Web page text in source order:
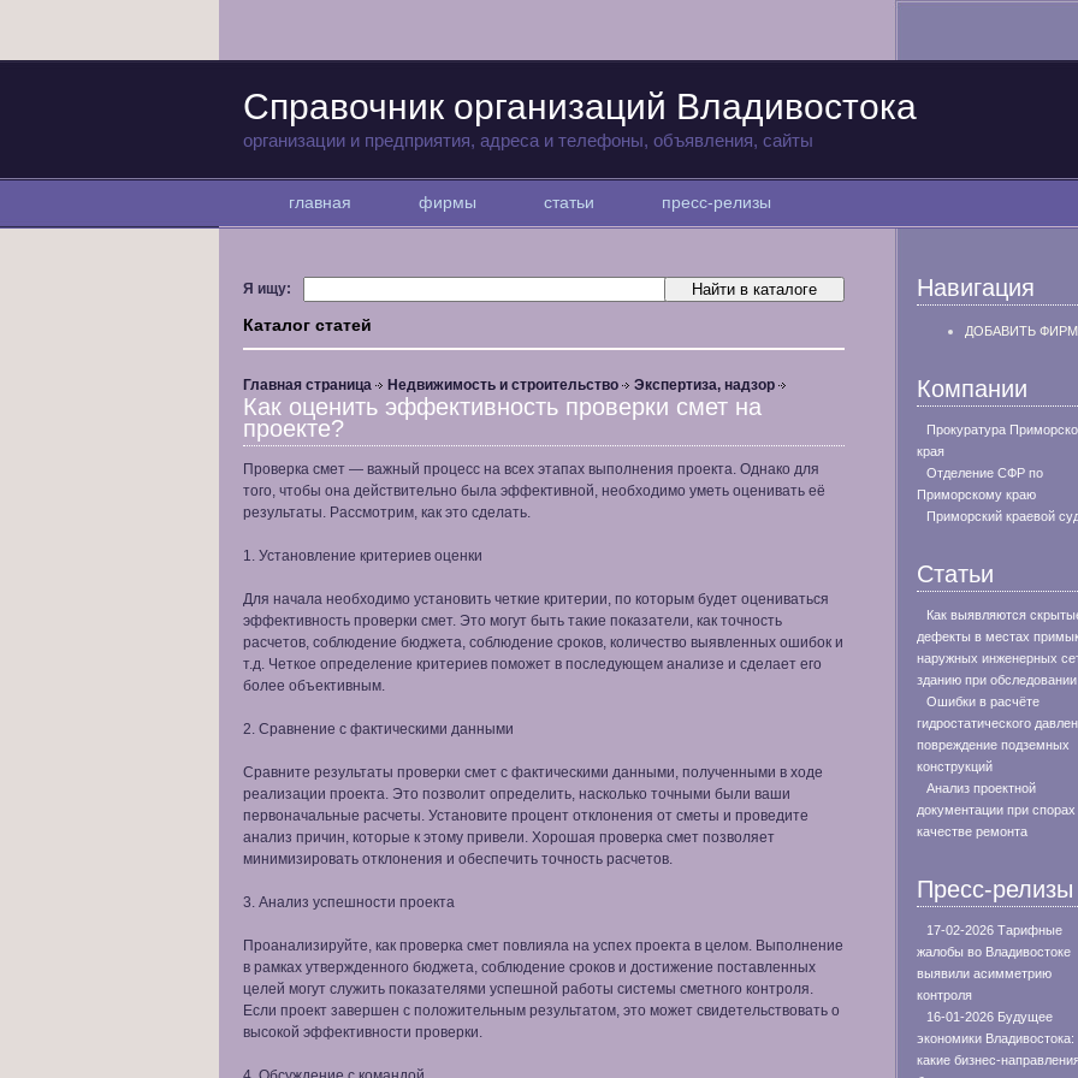
Справочник организаций Владивостока
организации и предприятия, адреса и телефоны, объявления, сайты
главная фирмы статьи пресс-релизы
Я ищу:
Каталог статей
Главная страница Недвижимость и строительство Экспертиза, надзор
Как оценить эффективность проверки смет на
проекте?
Проверка смет — важный процесс на всех этапах выполнения проекта. Однако для
того, чтобы она действительно была эффективной, необходимо уметь оценивать её
результаты. Рассмотрим, как это сделать.
1. Установление критериев оценки
Для начала необходимо установить четкие критерии, по которым будет оцениваться
эффективность проверки смет. Это могут быть такие показатели, как точность
расчетов, соблюдение бюджета, соблюдение сроков, количество выявленных ошибок и
т.д. Четкое определение критериев поможет в последующем анализе и сделает его
более объективным.
2. Сравнение с фактическими данными
Сравните результаты проверки смет с фактическими данными, полученными в ходе
реализации проекта. Это позволит определить, насколько точными были ваши
первоначальные расчеты. Установите процент отклонения от сметы и проведите
анализ причин, которые к этому привели. Хорошая проверка смет позволяет
минимизировать отклонения и обеспечить точность расчетов.
3. Анализ успешности проекта
Проанализируйте, как проверка смет повлияла на успех проекта в целом. Выполнение
в рамках утвержденного бюджета, соблюдение сроков и достижение поставленных
целей могут служить показателями успешной работы системы сметного контроля.
Если проект завершен с положительным результатом, это может свидетельствовать о
высокой эффективности проверки.
Навигация
ДОБАВИТЬ
Компании
Прокуратура
края
Отделение СФР по
Приморскому краю
Приморский краевой
Статьи
Как выявляются
дефекты в местах
наружных инженерных
зданию при обследовании
Ошибки в расчёте
гидростатического
повреждение подземных
конструкций
Анализ проектной
документации при спорах
качестве ремонта
Пресс-релизы
17-02-2026 Тарифные
жалобы во Владивостоке
выявили асимметрию
контроля
16-01-2026 Будущее
экономики Владивостока:
какие бизнес-